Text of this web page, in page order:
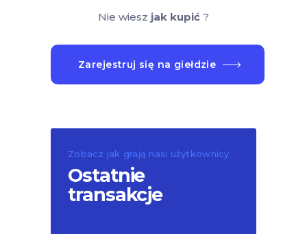
Nie wiesz jak kupić?
Zarejestruj się na giełdzie
Zobacz jak grają nasi użytkownicy
Ostatnie
transakcje